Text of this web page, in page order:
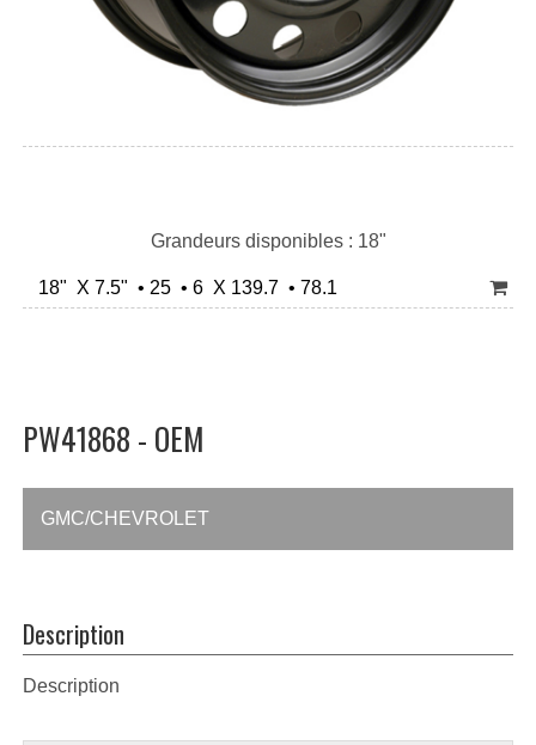
Grandeurs disponibles : 18"
18" X 7.5" • 25 • 6 X 139.7 • 78.1
PW41868 - OEM
GMC/CHEVROLET
Description
Description